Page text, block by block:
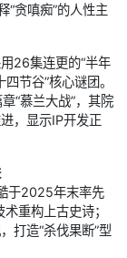
“贪嗔痴”的人性主
26集连更的“半年
节谷”核心谜团。
“慕兰大战”，其院
，显示IP开发正
于2025年末率先
重构上古史诗；
打造“杀伐果断”型